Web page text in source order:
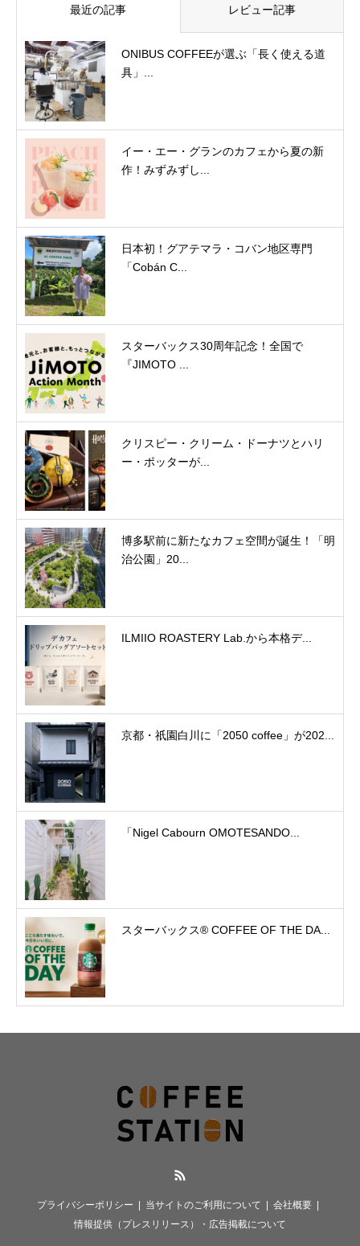
最近の記事 レビュー記事
ONIBUS COFFEEが選ぶ「長く使える道
具」...
イー・エー・グランのカフェから夏の新
作！みずみずし...
日本初！グアテマラ・コバン地区専門
「Cobán C...
スターバックス30周年記念！全国で
『JIMOTO ...
クリスピー・クリーム・ドーナツとハリ
ー・ポッターが...
博多駅前に新たなカフェ空間が誕生！「明
治公園」20...
ILMIIO ROASTERY Lab.から本格デ...
京都・祇園白川に「2050 coffee」が202...
「Nigel Cabourn OMOTESANDO...
スターバックス® COFFEE OF THE DA...
プライバシーポリシー 当サイトのご利用について
会社概要
情報提供（プレスリリース）・広告掲載について